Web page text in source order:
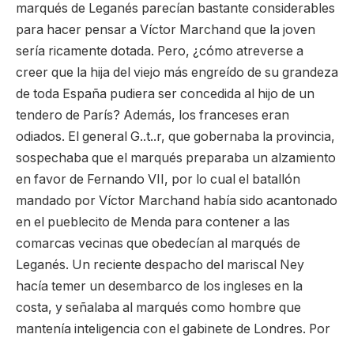
marqués de Leganés parecían bastante considerables
para hacer pensar a Víctor Marchand que la joven
sería ricamente dotada. Pero, ¿cómo atreverse a
creer que la hija del viejo más engreído de su grandeza
de toda España pudiera ser concedida al hijo de un
tendero de París? Además, los franceses eran
odiados. El general G..t..r, que gobernaba la provincia,
sospechaba que el marqués preparaba un alzamiento
en favor de Fernando VII, por lo cual el batallón
mandado por Víctor Marchand había sido acantonado
en el pueblecito de Menda para contener a las
comarcas vecinas que obedecían al marqués de
Leganés. Un reciente despacho del mariscal Ney
hacía temer un desembarco de los ingleses en la
costa, y señalaba al marqués como hombre que
mantenía inteligencia con el gabinete de Londres. Por